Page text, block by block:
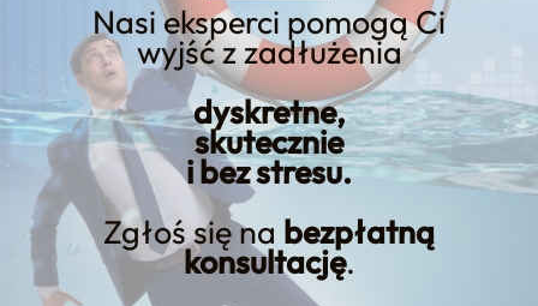
Nasi eksperci pomogą Ci
wyjść z zadłużenia
dyskretne,
skutecznie
i bez stresu.
Zgłoś się na bezpłatną
konsultację.
KREDYT123.PL – OFERTA SPRZEDAŻOWA
upadłość konsumencka
sprzedaż
nieruchomości
upadłość konsumencka sprzedaż